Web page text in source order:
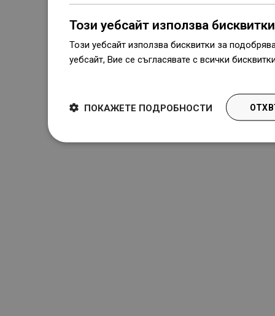
Този уебсайт използва бисквитки
Този уебсайт използва бисквитки за
уебсайт, Вие се съгласявате с всички
ПОКАЖЕТЕ ПОДРОБНОСТИ